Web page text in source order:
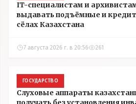
IT-специалистам и
выдавать подъёмные и
сёлах Казахстана
7 августа 2026 г. в 20:56 261
ГОСУДАРСТВО
Слуховые аппараты